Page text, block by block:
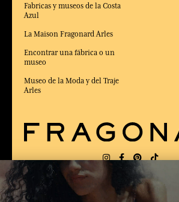
Fabricas y museos de la Costa
Azul
La Maison Fragonard Arles
Encontrar una fábrica o un
museo
Museo de la Moda y del Traje
Arles
ENTREGA: US